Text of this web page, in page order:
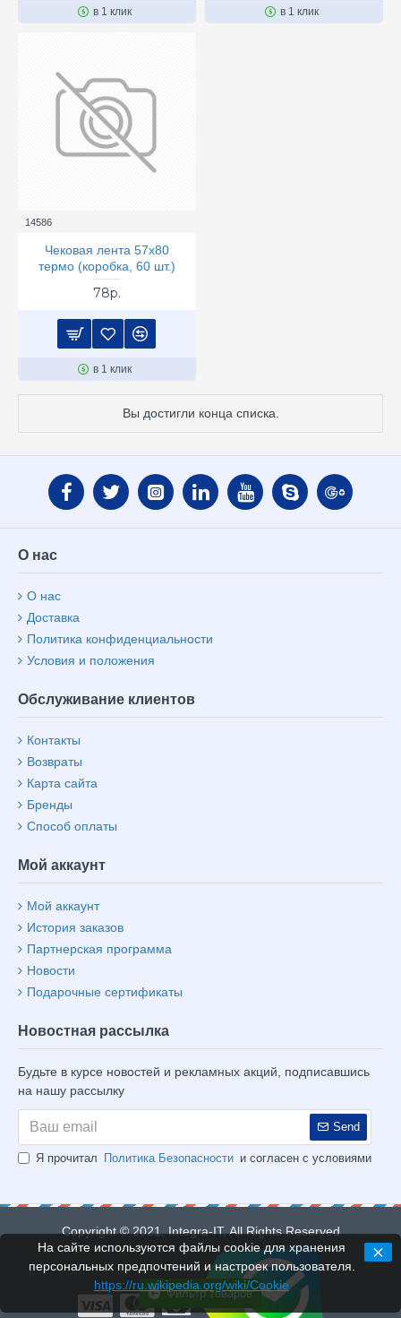
в 1 клик в 1 клик
14586
Чековая лента 57х80
термо (коробка, 60 шт.)
78р.
в 1 клик
Вы достигли конца списка.
О нас
О нас
Доставка
Политика конфиденциальности
Условия и положения
Обслуживание клиентов
Контакты
Возвраты
Карта сайта
Бренды
Способ оплаты
Мой аккаунт
Мой аккаунт
История заказов
Партнерская программа
Новости
Подарочные сертификаты
Новостная рассылка
Будьте в курсе новостей и рекламных акций, подписавшись
на нашу рассылку
Send
Я прочитал Политика Безопасности и согласен с условиями
Copyright © 2021, Integra-IT, All Rights Reserved
На сайте используются файлы cookie для хранения
персональных предпочтений и настроек пользователя.
https://ru.wikipedia.org/wiki/Cookie
Фильтр товаров